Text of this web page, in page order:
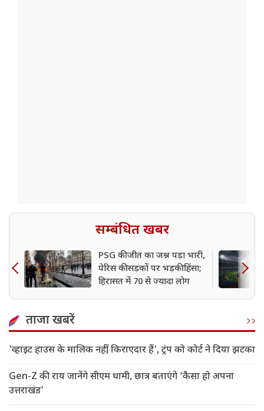
सम्बंधित खबर
PSG की जीत का जश्न पड़ा भारी,
पेरिस की सड़कों पर भड़की हिंसा;
हिरासत में 70 से ज्यादा लोग
ताजा खबरें
'व्हाइट हाउस के मालिक नहीं, किराएदार हैं', ट्रंप को कोर्ट ने दिया झटका
Gen-Z की राय जानेंगे सीएम धामी, छात्र बताएंगे ‘कैसा हो अपना
उत्तराखंड’